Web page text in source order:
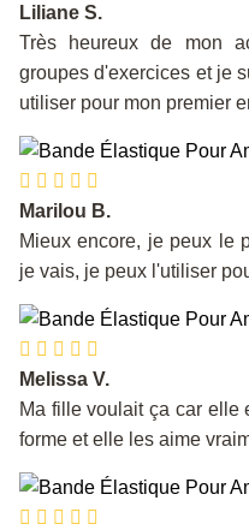
Liliane S.
Très heureux de mon
groupes d'exercices et je
utiliser pour mon premier
Marilou B.
Mieux encore, je peux le
je vais, je peux l'utiliser
Melissa V.
Ma fille voulait ça car elle
forme et elle les aime